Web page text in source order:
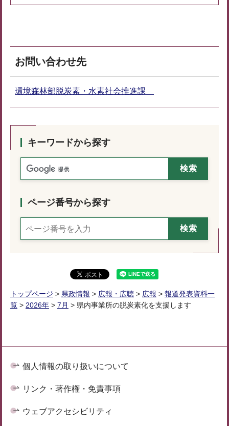
お問い合わせ先
環境森林部脱炭素・水素社会推進課
キーワードから探す
ページ番号から探す
トップページ > 県政情報 > 広報・広聴 > 広報 > 報道発表資料一
覧 > 2026年 > 7月 > 県内事業所の脱炭素化を支援します
個人情報の取り扱いについて
リンク・著作権・免責事項
ウェブアクセシビリティ